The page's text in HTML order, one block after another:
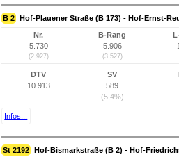
B 2 Hof-Plauener Straße (B 173) - Hof-Ernst-
Nr.
5.730
(2.927)
B-Rang
5.906
(3.527)
DTV
10.913
SV
589
(5,4%)
Infos...
St 2192 Hof-Bismarkstraße (B 2) - Hof-